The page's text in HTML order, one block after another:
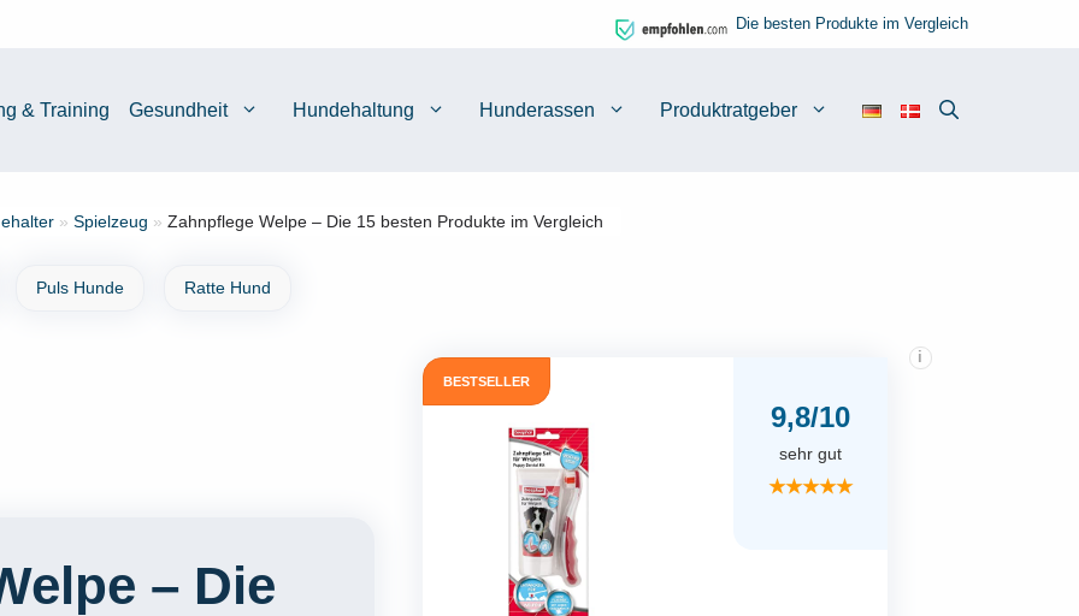
Die besten Produkte im Vergleich
& Training Gesundheit Hundehaltung Hunderassen Produktratgeber
» Spielzeug » Zahnpflege Welpe – Die 15 besten Produkte im Vergleich
Puls Hunde Ratte Hund
– Die
BESTSELLER
9,8/10
i
sehr gut
★★★★★